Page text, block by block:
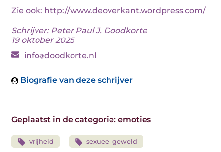
Zie ook: http://www.deoverkant.wordpress.com/
Schrijver: Peter Paul J. Doodkorte
19 oktober 2025
info doodkorte.nl
Biografie van deze schrijver
Geplaatst in de categorie: emoties
vrijheid sexueel geweld